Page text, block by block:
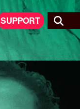
SUPPORT